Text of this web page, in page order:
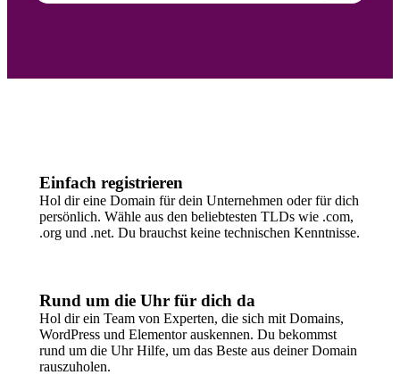
Einfach registrieren
Hol dir eine Domain für dein Unternehmen oder für dich
persönlich. Wähle aus den beliebtesten TLDs wie .com,
.org und .net. Du brauchst keine technischen Kenntnisse.
Rund um die Uhr für dich da
Hol dir ein Team von Experten, die sich mit Domains,
WordPress und Elementor auskennen. Du bekommst
rund um die Uhr Hilfe, um das Beste aus deiner Domain
rauszuholen.